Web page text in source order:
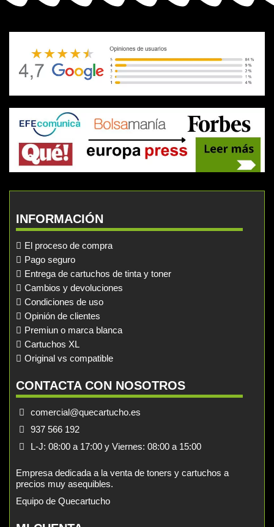
INFORMACIÓN
El proceso de compra
Pago seguro
Entrega de cartuchos de tinta y toner
Cambios y devoluciones
Condiciones de uso
Opinión de clientes
Premiun o marca blanca
Cartuchos XL
Original vs compatible
CONTACTA CON NOSOTROS
comercial@quecartucho.es
937 566 192
L-J: 08:00 a 17:00 y Viernes: 08:00 a 15:00
Empresa dedicada a la venta de toners y cartuchos a
precios muy asequibles.
Equipo de Quecartucho